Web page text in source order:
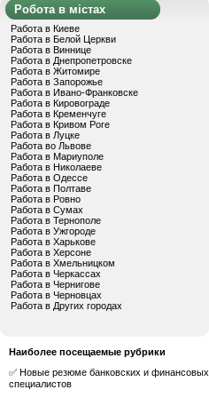
Робота в містах
Работа в Киеве
Работа в Белой Церкви
Работа в Виннице
Работа в Днепропетровске
Работа в Житомире
Работа в Запорожье
Работа в Ивано-Франковске
Работа в Кировограде
Работа в Кременчуге
Работа в Кривом Роге
Работа в Луцке
Работа во Львове
Работа в Мариуполе
Работа в Николаеве
Работа в Одессе
Работа в Полтаве
Работа в Ровно
Работа в Сумах
Работа в Тернополе
Работа в Ужгороде
Работа в Харькове
Работа в Херсоне
Работа в Хмельницком
Работа в Черкассах
Работа в Чернигове
Работа в Черновцах
Работа в Других городах
Наиболее посещаемые рубрики
✅ Новые резюме банковских и финансовых
специалистов